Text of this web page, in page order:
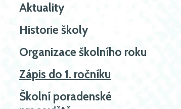
Aktuality
Historie školy
Organizace školního roku
Zápis do 1. ročníku
Školní poradenské